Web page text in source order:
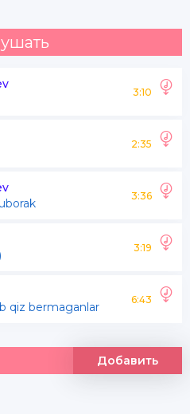
3:10
2:35
3:36
3:19
qiz bermaganlar
6:43
Добавить